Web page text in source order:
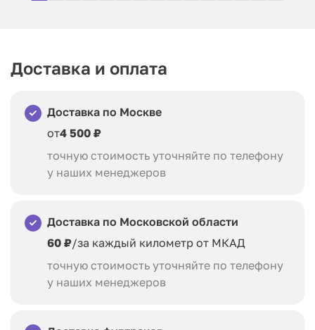
Доставка и оплата
Доставка по Москве
от4 500 ₽
точную стоимость уточняйте по телефону
у наших менеджеров
Доставка по Московской области
60 ₽/за каждый километр от МКАД
точную стоимость уточняйте по телефону
у наших менеджеров